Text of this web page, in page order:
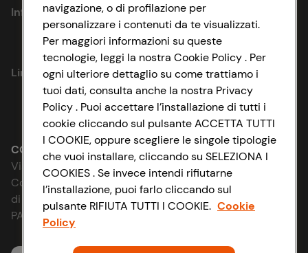
Informazioni
Privacy Policy
Cookie Policy
Impostazioni Cookie
Accessibilità
D&I e Parità di Genere
Strategia Fiscale
Link utili
Lavora con noi
Le cooperative
News & Approfondimenti
Richiami prodotto
Whistleblowing
CONAD SOCIETÀ COOPERATIVA
Via Michelino, 59 | 40127 BOLOGNA
Codice Fiscale e Registro Imprese
di Bologna 00865960157
PARTITA IVA 03320960374
navigazione, o di profilazione per
personalizzare i contenuti da te visualizzati.
Per maggiori informazioni su queste
tecnologie, leggi la nostra Cookie Policy . Per
ogni ulteriore dettaglio su come trattiamo i
tuoi dati, consulta anche la nostra Privacy
Policy . Puoi accettare l’installazione di tutti i
cookie cliccando sul pulsante ACCETTA TUTTI
I COOKIE, oppure scegliere le singole tipologie
che vuoi installare, cliccando su SELEZIONA I
COOKIES . Se invece intendi rifiutarne
l’installazione, puoi farlo cliccando sul
pulsante RIFIUTA TUTTI I COOKIE. Cookie
Policy